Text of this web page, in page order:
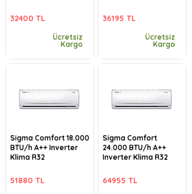
32400 TL
Ücretsiz
Kargo
Sigma Comfort 18.000
BTU/h A++ Inverter
Klima R32
51880 TL
36195 TL
Ücretsiz
Kargo
Sigma Comfort
24.000 BTU/h A++
Inverter Klima R32
64955 TL